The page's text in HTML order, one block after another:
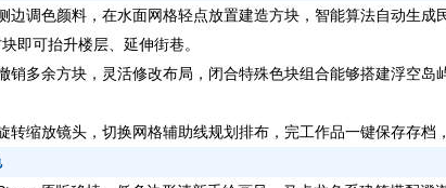
调色颜料，在水面网格轻点放置建造方块，智能算法自动生成
即可抬升楼层、延伸街巷。
多余方块，灵活修改布局，闭合特殊色块组合能够搭建浮空岛
缩放镜头，切换网格辅助线规划排布，完工作品一键保存存档